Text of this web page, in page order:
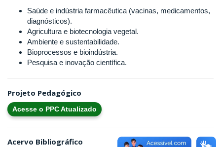
Saúde e indústria farmacêutica (vacinas, medicamentos,
diagnósticos).
Agricultura e biotecnologia vegetal.
Ambiente e sustentabilidade.
Bioprocessos e bioindústria.
Pesquisa e inovação científica.
Projeto Pedagógico
Acesse o PPC Atualizado
Acervo Bibliográfico